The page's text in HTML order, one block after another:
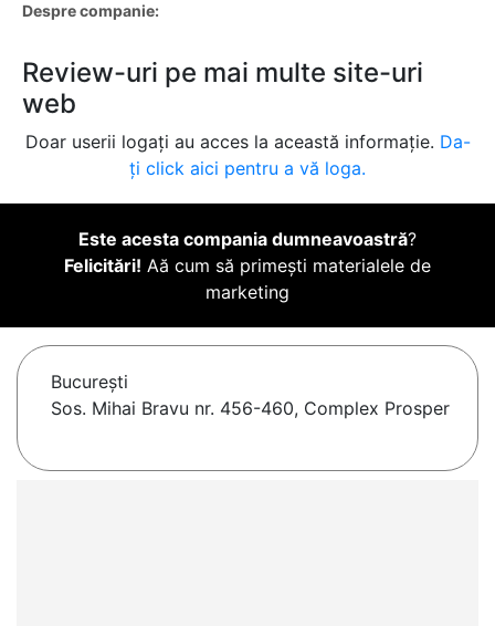
Despre companie:
Review-uri pe mai multe site-uri
web
Doar userii logați au acces la această informație. Da-
ți click aici pentru a vă loga.
Este acesta compania dumneavoastră?
Felicitări! Aă cum să primești materialele de
marketing
Bucureşti
Sos. Mihai Bravu nr. 456-460, Complex Prosper